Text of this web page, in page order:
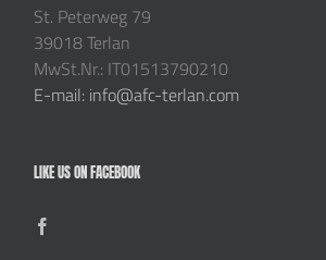
St. Peterweg 79
39018 Terlan
MwSt.Nr.: IT01513790210
E-mail: info@afc-terlan.com
LIKE US ON FACEBOOK